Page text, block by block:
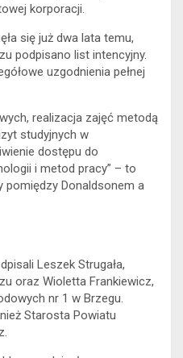
korporacji.
się już dwa lata temu,
podpisano list intencyjny.
uzgodnienia pełnej
realizacja zajęć metodą
studyjnych w
dostępu do
i metod pracy” – to
pomiędzy Donaldsonem a
Leszek Strugała,
oraz Wioletta Frankiewicz,
nr 1 w Brzegu.
Starosta Powiatu